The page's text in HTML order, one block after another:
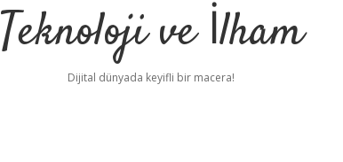
Teknoloji ve İlham
Dijital dünyada keyifli bir macera!